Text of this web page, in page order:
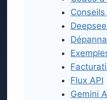
Conseils
Flux API
Gemini